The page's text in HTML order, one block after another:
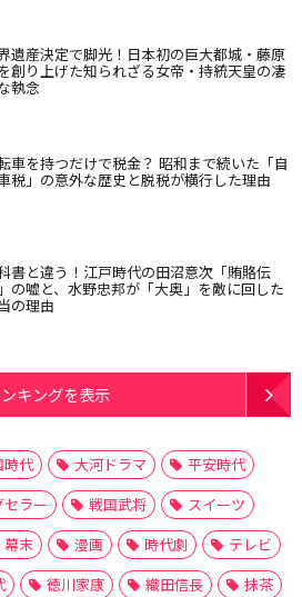
遺産決定で脚光！日本初の巨大都城・藤原
創り上げた知られざる女帝・持統天皇の凄
執念
車を持つだけで税金？ 昭和まで続いた「自
税」の意外な歴史と脱税が横行した理由
書と違う！江戸時代の田沼意次「賄賂伝
の嘘と、水野忠邦が「大奥」を敵に回した
の理由
キングを表示
時代 大河ドラマ
平安時代
セラー 戦国武将
スイーツ
幕末 漫画 時代劇
テレビ
徳川家康 織田信長
抹茶